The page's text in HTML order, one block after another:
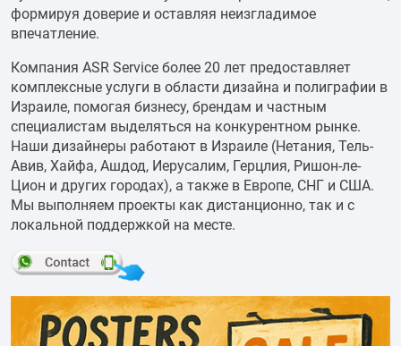
формируя доверие и оставляя неизгладимое
впечатление.
Компания ASR Service более 20 лет предоставляет
комплексные услуги в области дизайна и полиграфии в
Израиле, помогая бизнесу, брендам и частным
специалистам выделяться на конкурентном рынке.
Наши дизайнеры работают в Израиле (Нетания, Тель-
Авив, Хайфа, Ашдод, Иерусалим, Герцлия, Ришон-ле-
Цион и других городах), а также в Европе, СНГ и США.
Мы выполняем проекты как дистанционно, так и с
локальной поддержкой на месте.